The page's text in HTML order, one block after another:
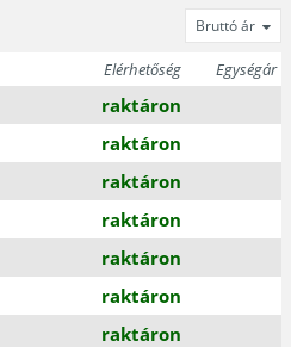
Bruttó ár
Elérhetőség Egységár
raktáron
raktáron
raktáron
raktáron
raktáron
raktáron
raktáron